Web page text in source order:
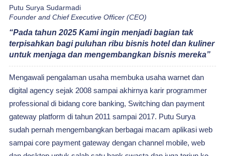
Putu Wigatana
Founder and Chief Technology Officer (CTO)
“Kami terus mengembangkan berbagai macam karya
digunakan untuk efisiensi dan produktivitas
operasional sampai pengembangan bisnis pengguna
layanan PT. GuestPro Teknologi Indonesia”
Mempunyai ketertarikan yang kuat di bidang elektro dan robotik
sejak kuliah Putu membangun berbagai usaha mulai dari
warnet sampai digital agency sejak 2006 sampai akhirnya karir